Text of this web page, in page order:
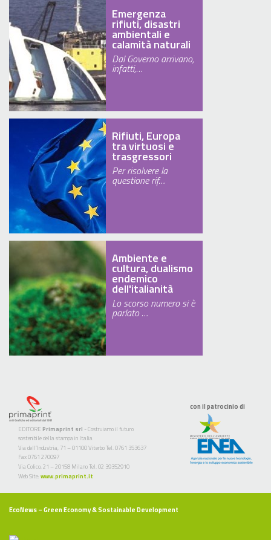
Emergenza
rifiuti, disastri
ambientali e
calamità naturali
Dal Governo arrivano,
infatti,…
Rifiuti, Europa
tra virtuosi e
trasgressori
Per risolvere la
questione rif…
Ambiente e
cultura, dualismo
endemico
dell'italianità
Lo scorso numero si è
parlato …
EDITORE Primaprint srl - Costruiamo il futuro
sostenibile della stampa in Italia
Via dell’Industria, 71 – 01100 Viterbo Tel. 0761 353637
Fax 0761 270097
Via Colico, 21 – 20158 Milano Tel. 02 39352910
Web Site: www.primaprint.it
con il patrocinio di
EcoNews– Green Economy & Sostainable Development